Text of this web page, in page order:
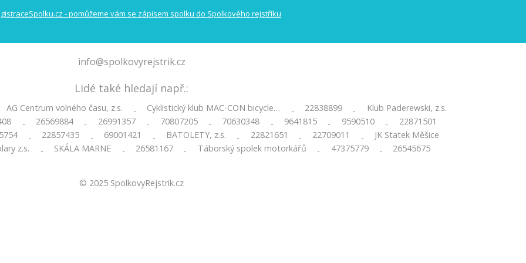
info@spolkovyrejstrik.cz
Lidé také hledají např.:
AG Centrum volného času, z.s. - Cyklistický klub MAC-CON bicycle… - 22838899 -
Klub Paderewski, z.s.
- 26569884 - 26991357 - 70807205 - 70630348 - 9641815 - 9590510 -
22871501
- 22857435 - 69001421 - BATOLETY, z.s. - 22821651 - 22709011 -
JK Statek Měšice
z.s.
- SKÁLA MARNE - 26581167 - Táborský spolek motorkářů - 47375779 - 26545675
© 2025 SpolkovyRejstrik.cz